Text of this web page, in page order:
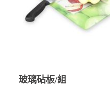
玻璃砧板/組